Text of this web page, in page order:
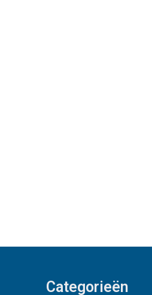
Categorieën